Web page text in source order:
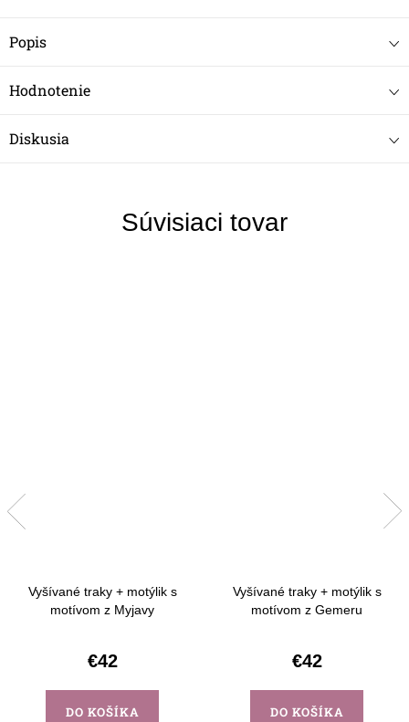
Popis
Hodnotenie
Diskusia
Súvisiaci tovar
Vyšívané traky + motýlik s
motívom z Myjavy
€42
DO KOŠÍKA
Vyšívané traky + motýlik s
motívom z Gemeru
€42
DO KOŠÍKA